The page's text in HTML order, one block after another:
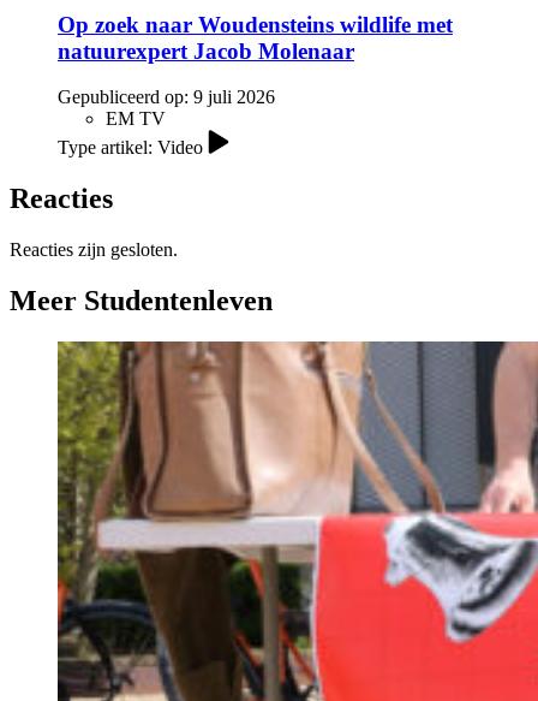
Op zoek naar Woudensteins wildlife met
natuurexpert Jacob Molenaar
Gepubliceerd op: 9 juli 2026
EM TV
Type artikel: Video
Reacties
Reacties zijn gesloten.
Meer Studentenleven